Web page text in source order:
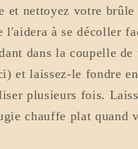
et nettoyez votre
l'aidera à se décoller
dans la coupelle
et laissez-le fondre
plusieurs fois.
chauffe plat quand